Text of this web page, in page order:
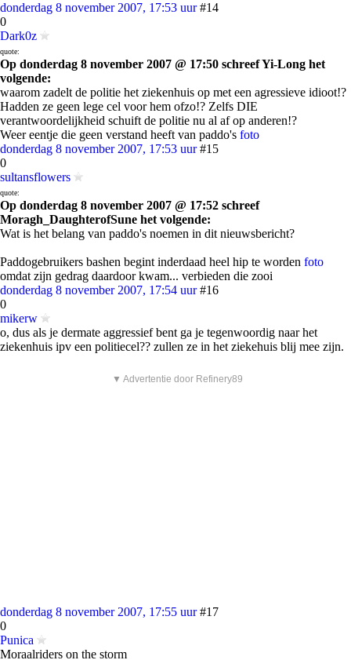
donderdag 8 november 2007, 17:53 uur #14
0
Dark0z
quote:
Op donderdag 8 november 2007 @ 17:50 schreef Yi-Long het
volgende:
waarom zadelt de politie het ziekenhuis op met een agressieve idioot!?
Hadden ze geen lege cel voor hem ofzo!? Zelfs DIE
verantwoordelijkheid schuift de politie nu al af op anderen!?
Weer eentje die geen verstand heeft van paddo's foto
donderdag 8 november 2007, 17:53 uur #15
0
sultansflowers
quote:
Op donderdag 8 november 2007 @ 17:52 schreef
Moragh_DaughterofSune het volgende:
Wat is het belang van paddo's noemen in dit nieuwsbericht?
Paddogebruikers bashen begint inderdaad heel hip te worden foto
omdat zijn gedrag daardoor kwam... verbieden die zooi
donderdag 8 november 2007, 17:54 uur #16
0
mikerw
o, dus als je dermate aggressief bent ga je tegenwoordig naar het
ziekenhuis ipv een politiecel?? zullen ze in het ziekehuis blij mee zijn.
▼ Advertentie door Refinery89
donderdag 8 november 2007, 17:55 uur #17
0
Punica
Moraalriders on the storm